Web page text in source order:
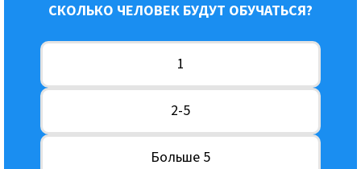
СКОЛЬКО ЧЕЛОВЕК БУДУТ ОБУЧАТЬСЯ?
1
2-5
Больше 5